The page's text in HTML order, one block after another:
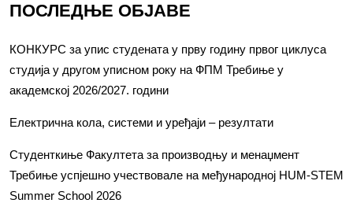
ПОСЛЕДЊЕ ОБЈАВЕ
КОНКУРС за упис студената у прву годину првог циклуса
студија у другом уписном року на ФПМ Требиње у
академској 2026/2027. години
Електрична кола, системи и уређаји – резултати
Студенткиње Факултета за производњу и менаџмент
Требиње успјешно учествовале на међународној HUM-STEM
Summer School 2026